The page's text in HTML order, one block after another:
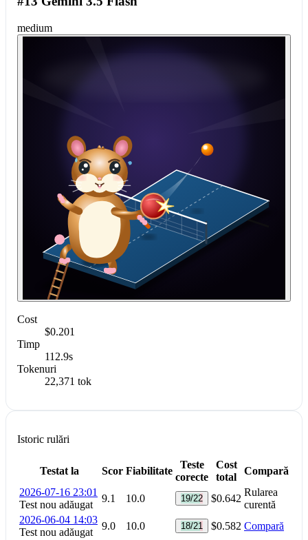
medium
Cost
$0.201
Timp
112.9s
Tokenuri
22,371 tok
Istoric rulări
Testat la Scor Fiabilitate
Teste
corecte
Cost
total
Compară
2026-07-16 23:01
Test nou adăugat
9.1 10.0 19/22 $0.642
Rularea
curentă
2026-06-04 14:03
Test nou adăugat
9.0 10.0 18/21 $0.582 Compară